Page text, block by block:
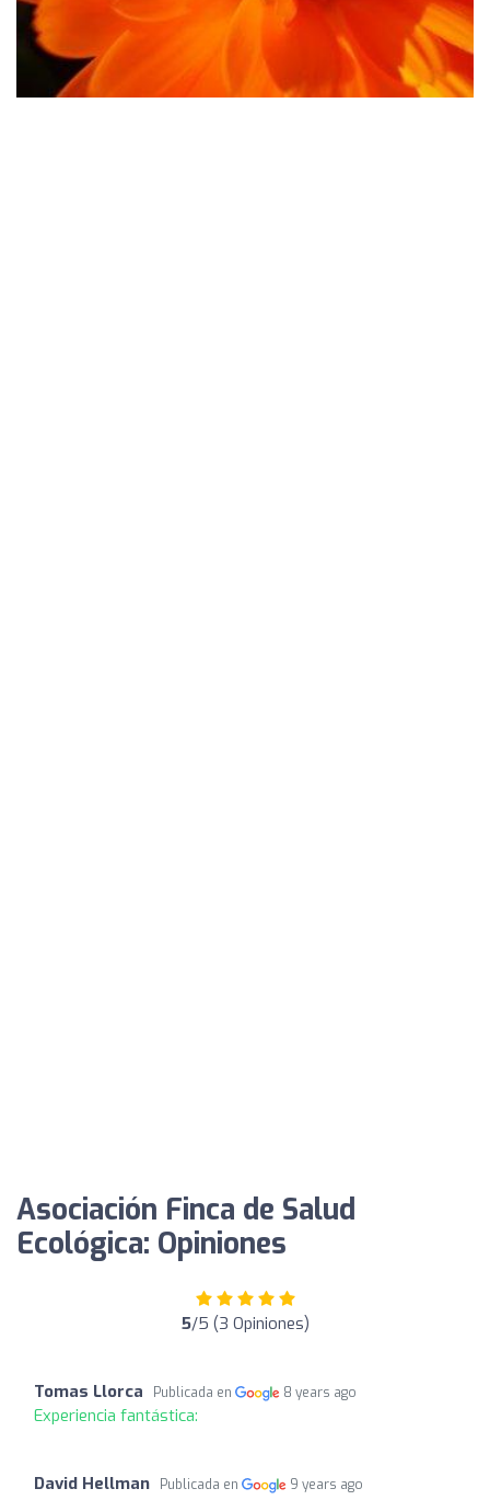
Asociación Finca de Salud
Ecológica: Opiniones
5/5 (3 Opiniones)
Tomas Llorca Publicada en 8 years ago
Experiencia fantástica:
David Hellman Publicada en 9 years ago